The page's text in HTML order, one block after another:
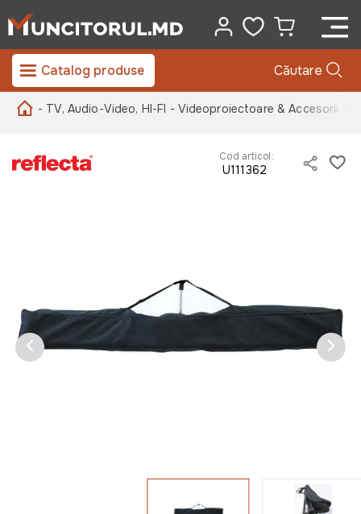
Catalog produse Căutare
- TV, Audio-Video, HI-FI - Videoproiectoare & Accesorii
Cod articol:
U111362